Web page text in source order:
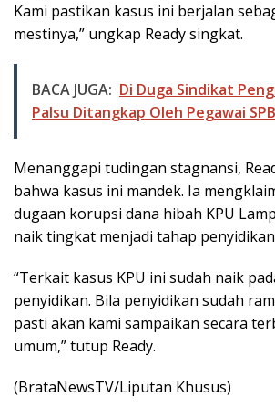
Kami pastikan kasus ini berjalan
mestinya,” ungkap Ready singkat.
BACA JUGA: Di Duga Sindikat
Palsu Ditangkap Oleh Pegawai
Menanggapi tudingan stagnansi,
bahwa kasus ini mandek. Ia
dugaan korupsi dana hibah KPU
naik tingkat menjadi tahap
“Terkait kasus KPU ini sudah naik
penyidikan. Bila penyidikan sudah
pasti akan kami sampaikan secara
umum,” tutup Ready.
(BrataNewsTV/Liputan Khusus)